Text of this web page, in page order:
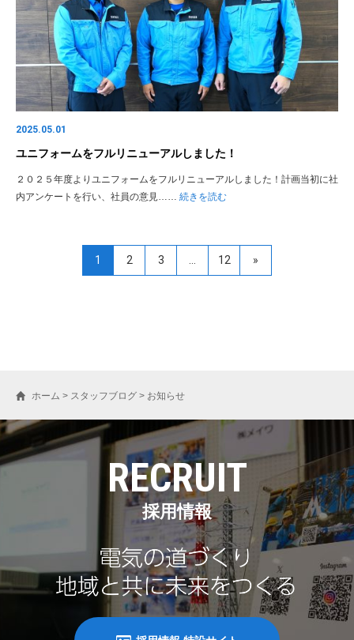
2025.05.01
ユニフォームをフルリニューアルしました！
２０２５年度よりユニフォームをフルリニューアルしました！計画当初に社
内アンケートを行い、社員の意見…… 続きを読む
1 2 3 12 »
ホーム > スタッフブログ > お知らせ
RECRUIT
採用情報